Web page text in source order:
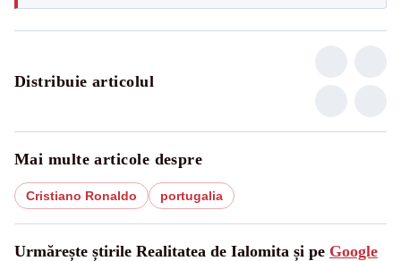
Distribuie articolul
Mai multe articole despre
Cristiano Ronaldo portugalia
Urmărește știrile Realitatea de Ialomita și pe Google